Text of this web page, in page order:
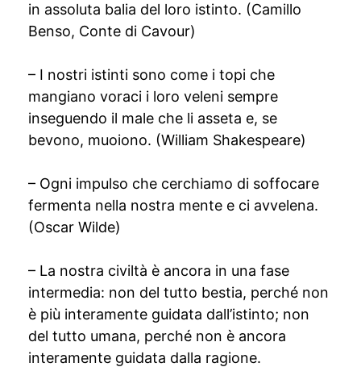
in assoluta balia del loro istinto. (Camillo
Benso, Conte di Cavour)
– I nostri istinti sono come i topi che
mangiano voraci i loro veleni sempre
inseguendo il male che li asseta e, se
bevono, muoiono. (William Shakespeare)
– Ogni impulso che cerchiamo di soffocare
fermenta nella nostra mente e ci avvelena.
(Oscar Wilde)
– La nostra civiltà è ancora in una fase
intermedia: non del tutto bestia, perché non
è più interamente guidata dall’istinto; non
del tutto umana, perché non è ancora
interamente guidata dalla ragione.